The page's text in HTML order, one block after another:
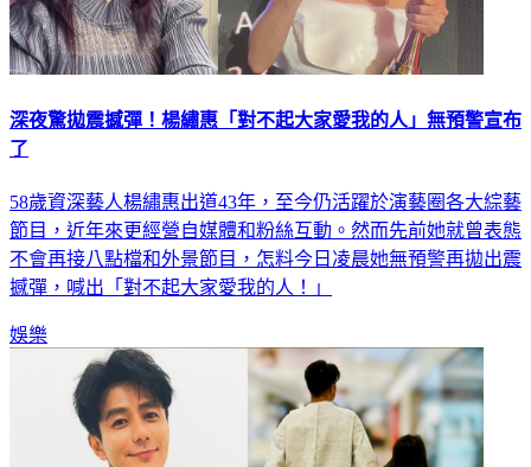
深夜驚拋震撼彈！楊繡惠「對不起大家愛我的人」無預警宣布
了
58歲資深藝人楊繡惠出道43年，至今仍活躍於演藝圈各大綜藝
節目，近年來更經營自媒體和粉絲互動。然而先前她就曾表態
不會再接八點檔和外景節目，怎料今日凌晨她無預警再拋出震
撼彈，喊出「對不起大家愛我的人！」
娛樂